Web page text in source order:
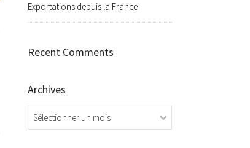
Exportations depuis la France
Recent Comments
Archives
Archives